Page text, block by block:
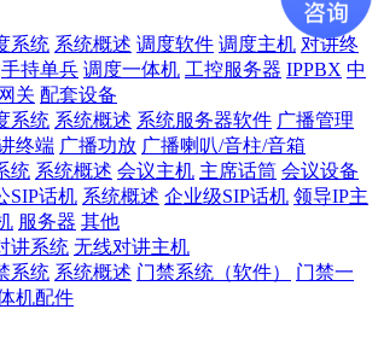
系统 系统概述 调度软件 调度主机 对讲终
手持单兵 调度一体机 工控服务器 IPPBX 中
关 配套设备
系统 系统概述 系统服务器软件 广播管理
终端 广播功放 广播喇叭/音柱/音箱
统 系统概述 会议主机 主席话筒 会议设备
SIP话机 系统概述 企业级SIP话机 领导IP主
服务器 其他
讲系统 无线对讲主机
系统 系统概述 门禁系统（软件）
门禁一
机配件